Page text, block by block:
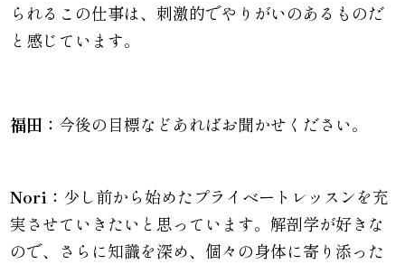
られるこの仕事は、刺激的でやりがいのあるものだ
と感じています。
福田： 今後の目標などあればお聞かせください。
Nori： 少し前から始めたプライベートレッスンを充
実させていきたいと思っています。解剖学が好きな
ので、さらに知識を深め、個々の身体に寄り添った